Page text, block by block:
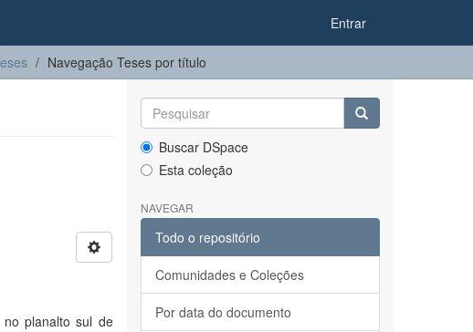
Entrar
Navegação Teses por título
no planalto sul de
Buscar DSpace
Esta coleção
NAVEGAR
Todo o repositório
Comunidades e Coleções
Por data do documento